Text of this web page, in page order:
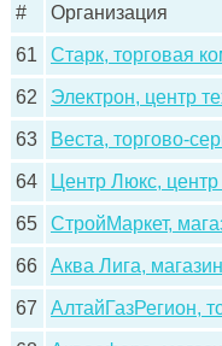
# Организация
61 Старк, торговая
62 Электрон, центр
63 Веста, торгово-
64 Центр Люкс,
65 СтройМаркет,
66 Аква Лига,
67 АлтайГазРегион,